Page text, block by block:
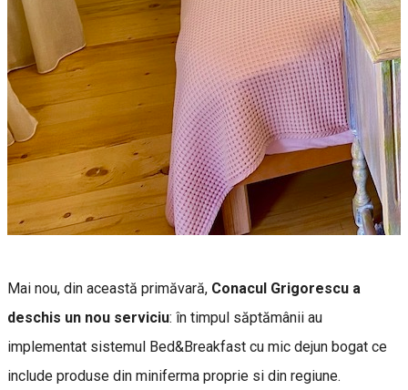
Mai nou, din această primăvară, Conacul Grigorescu a
deschis un nou serviciu: în timpul săptămânii au
implementat sistemul Bed&Breakfast cu mic dejun bogat ce
include produse din miniferma proprie si din regiune.